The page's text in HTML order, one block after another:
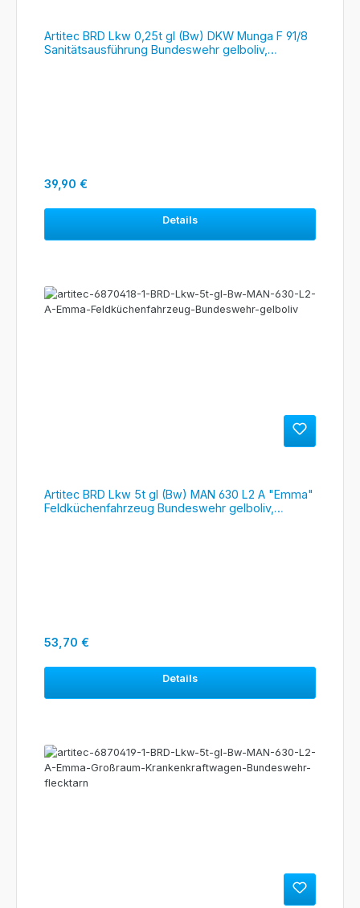
Artitec BRD Lkw 0,25t gl (Bw) DKW Munga F 91/8
Sanitätsausführung Bundeswehr gelboliv,
Regulärer Preis:
39,90 €
Details
Artitec BRD Lkw 5t gl (Bw) MAN 630 L2 A "Emma"
Feldküchenfahrzeug Bundeswehr gelboliv,
Regulärer Preis:
53,70 €
Details